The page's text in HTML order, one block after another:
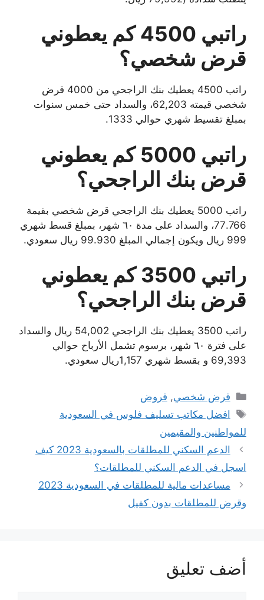
راتبي 4500 كم يعطوني
قرض شخصي؟
راتب 4500 يعطيك بنك الراجحي من 4000 قرض
شخصي قيمته 62,203، والسداد حتى خمس سنوات
بمبلغ تقسيط شهري حوالي 1333.
راتبي 5000 كم يعطوني
قرض بنك الراجحي؟
راتب 5000 يعطيك بنك الراجحي قرض شخصي بقيمة
77.766، والسداد على مدة ٦٠ شهر، بمبلغ قسط شهري
999 ريال ويكون إجمالي المبلغ 99.930 ريال سعودي.
راتبي 3500 كم يعطوني
قرض بنك الراجحي؟
راتب 3500 يعطيك بنك الراجحي 54,002 ريال والسداد
على فترة ٦٠ شهر، برسوم تشمل الأرباح حوالي
69,393 و بقسط شهري 1,157ريال سعودي.
التصنيفات
قرض شخصي, قروض
الوسوم
افضل مكاتب تسليف فلوس في السعودية
للمواطنين والمقيمين
الدعم السكني للمطلقات بالسعودية 2023 كيف
اسجل في الدعم السكني للمطلقات؟
مساعدات مالية للمطلقات في السعودية 2023
وقرض للمطلقات بدون كفيل
أضف تعليق